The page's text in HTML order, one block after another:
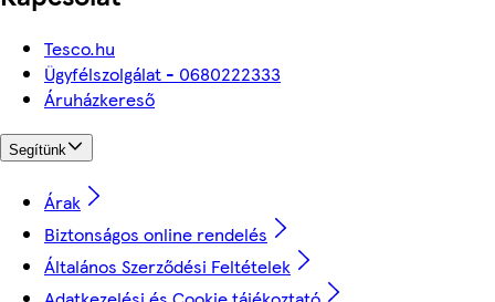
Tesco.hu
Ügyfélszolgálat - 0680222333
Áruházkereső
Segítünk
Árak
Biztonságos online rendelés
Általános Szerződési Feltételek